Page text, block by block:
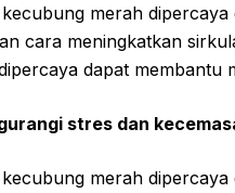
merah
cara meningkatkan
dapat membantu
stres dan
merah